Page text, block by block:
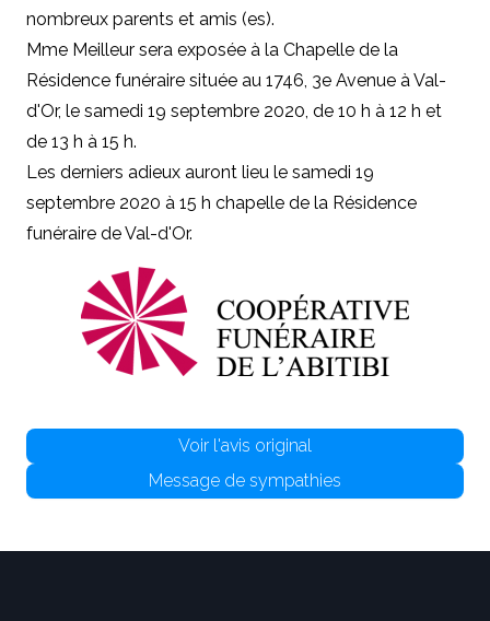
nombreux parents et amis (es).
Mme Meilleur sera exposée à la Chapelle de la
Résidence funéraire située au 1746, 3e Avenue à Val-
d'Or, le samedi 19 septembre 2020, de 10 h à 12 h et
de 13 h à 15 h.
Les derniers adieux auront lieu le samedi 19
septembre 2020 à 15 h chapelle de la Résidence
funéraire de Val-d'Or.
Voir l'avis original
Message de sympathies